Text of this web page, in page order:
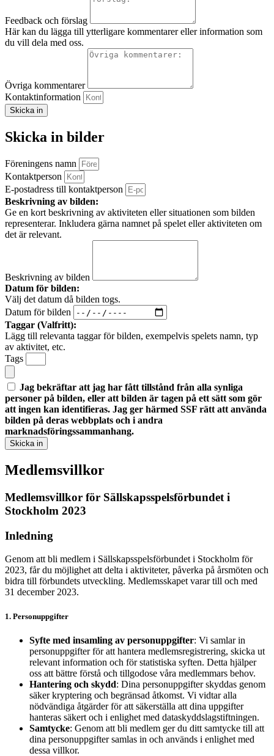
Feedback och förslag
Här kan du lägga till ytterligare kommentarer eller information som
du vill dela med oss.
Övriga kommentarer
Kontaktinformation
Skicka in
Skicka in bilder
Föreningens namn
Kontaktperson
E-postadress till kontaktperson
Beskrivning av bilden:
Ge en kort beskrivning av aktiviteten eller situationen som bilden
representerar. Inkludera gärna namnet på spelet eller aktiviteten om
det är relevant.
Beskrivning av bilden
Datum för bilden:
Välj det datum då bilden togs.
Datum för bilden
Taggar (Valfritt):
Lägg till relevanta taggar för bilden, exempelvis spelets namn, typ
av aktivitet, etc.
Tags
Jag bekräftar att jag har fått tillstånd från alla synliga
personer på bilden, eller att bilden är tagen på ett sätt som gör
att ingen kan identifieras. Jag ger härmed SSF rätt att använda
bilden på deras webbplats och i andra
marknadsföringssammanhang.
Skicka in
Medlemsvillkor
Medlemsvillkor för Sällskapsspelsförbundet i
Stockholm 2023
Inledning
Genom att bli medlem i Sällskapsspelsförbundet i Stockholm för
2023, får du möjlighet att delta i aktiviteter, påverka på årsmöten och
bidra till förbundets utveckling. Medlemsskapet varar till och med
31 december 2023.
1. Personuppgifter
Syfte med insamling av personuppgifter: Vi samlar in
personuppgifter för att hantera medlemsregistrering, skicka ut
relevant information och för statistiska syften. Detta hjälper
oss att bättre förstå och tillgodose våra medlemmars behov.
Hantering och skydd: Dina personuppgifter skyddas genom
säker kryptering och begränsad åtkomst. Vi vidtar alla
nödvändiga åtgärder för att säkerställa att dina uppgifter
hanteras säkert och i enlighet med dataskyddslagstiftningen.
Samtycke: Genom att bli medlem ger du ditt samtycke till att
dina personuppgifter samlas in och används i enlighet med
dessa villkor.